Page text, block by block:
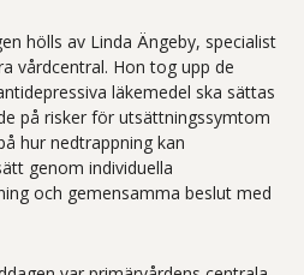
hölls av Linda Ängeby, specialist
vårdcentral. Hon tog upp de
läkemedel ska sättas
på risker för utsättningssymtom
hur nedtrappning kan
genom individuella
och gemensamma beslut med